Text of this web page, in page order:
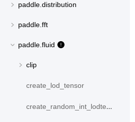
paddle.distribution
paddle.fft
paddle.fluid
clip
create_lod_tensor
create_random_int_lodtensor